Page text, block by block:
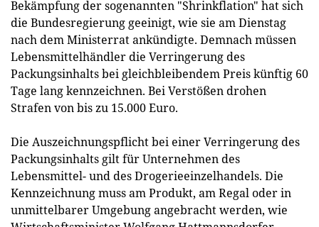
Bekämpfung der sogenannten "Shrinkflation" hat sich
die Bundesregierung geeinigt, wie sie am Dienstag
nach dem Ministerrat ankündigte. Demnach müssen
Lebensmittelhändler die Verringerung des
Packungsinhalts bei gleichbleibendem Preis künftig 60
Tage lang kennzeichnen. Bei Verstößen drohen
Strafen von bis zu 15.000 Euro.
Die Auszeichnungspflicht bei einer Verringerung des
Packungsinhalts gilt für Unternehmen des
Lebensmittel- und des Drogerieeinzelhandels. Die
Kennzeichnung muss am Produkt, am Regal oder in
unmittelbarer Umgebung angebracht werden, wie